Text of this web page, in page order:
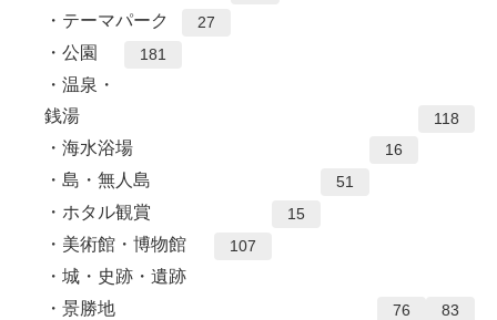
テーマパーク 27
公園 181
温泉・
銭湯
118
海水浴場 16
島・無人島 51
ホタル観賞 15
美術館・博物館 107
城・史跡・遺跡
83
景勝地 76